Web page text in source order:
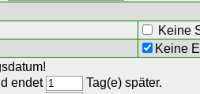
Keine
Keine
endet
Tag(e) später.